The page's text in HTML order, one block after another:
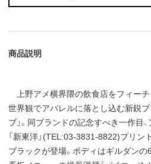
商品説明
上野アメ横界隈の飲食店をフィーチ
世界観でアパレルに落とし込む新鋭
ブ」。同ブランドの記念すべき一作目
「新東洋」(TEL:03-3831-8822)プリン
ブラックが登場。ボディはギルダンの